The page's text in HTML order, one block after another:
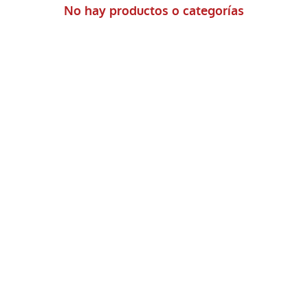
JuliaoNo hay productos o categorías